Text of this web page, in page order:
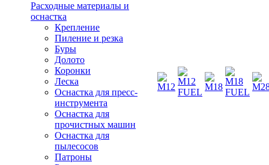
Расходные материалы и
оснастка
Крепление
Пиление и резка
Буры
Долото
Коронки
Леска
Оснастка для пресс-
инструмента
Оснастка для
прочистных машин
Оснастка для
пылесосов
Патроны